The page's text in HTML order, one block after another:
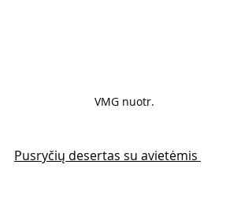
VMG nuotr.
Pusryčių desertas su avietėmis